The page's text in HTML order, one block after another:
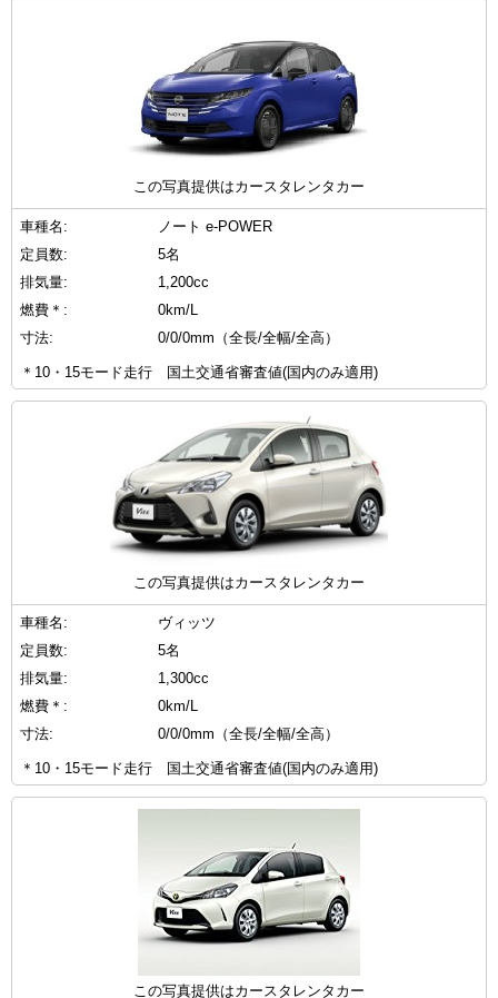
この写真提供はカースタレンタカー
車種名:
ノート e-POWER
定員数:
5名
排気量:
1,200cc
燃費＊:
0km/L
寸法:
0/0/0mm（全長/全幅/全高）
＊10・15モード走行 国土交通省審査値(国内のみ適用)
この写真提供はカースタレンタカー
車種名:
ヴィッツ
定員数:
5名
排気量:
1,300cc
燃費＊:
0km/L
寸法:
0/0/0mm（全長/全幅/全高）
＊10・15モード走行 国土交通省審査値(国内のみ適用)
この写真提供はカースタレンタカー